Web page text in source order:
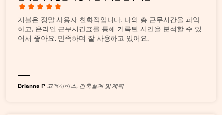
지블은 정말 사용자 친화적입니다. 나의 총 근무시간을 파악
하고, 온라인 근무시간표를 통해 기록된 시간을 분석할 수 있
어서 좋아요. 만족하며 잘 사용하고 있어요.
Brianna P 고객서비스, 건축설계 및 계획